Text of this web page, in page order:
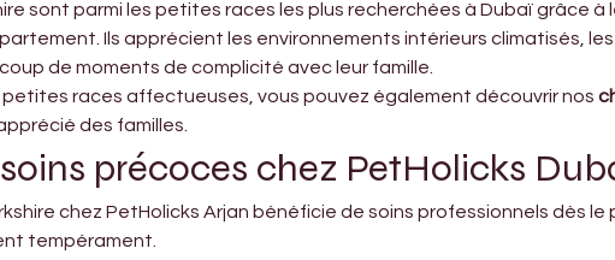
sont parmi les petites races les plus recherchées à Dubaï grâce
Ils apprécient les environnements intérieurs climatisés,
de moments de complicité avec leur famille.
petites races affectueuses, vous pouvez également découvrir nos
des familles.
précoces chez PetHolicks
chez PetHolicks Arjan bénéficie de soins professionnels dès
tempérament.